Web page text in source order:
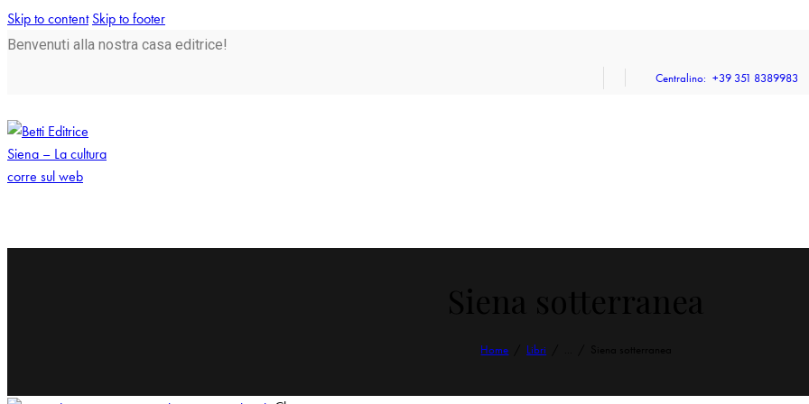
Skip to content Skip to footer
Benvenuti alla nostra casa editrice!
Centralino: +39 351 8389983
Home Libri